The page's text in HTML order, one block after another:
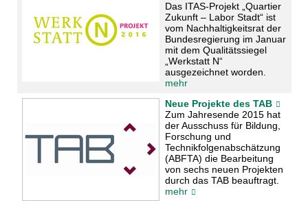
Das ITAS-Projekt „Quartier
Zukunft – Labor Stadt“ ist
vom Nachhaltigkeitsrat der
Bundesregierung im Januar
mit dem Qualitätssiegel
„Werkstatt N“
ausgezeichnet worden.
mehr
Neue Projekte des TAB
Zum Jahresende 2015 hat
der Ausschuss für Bildung,
Forschung und
Technikfolgenabschätzung
(ABFTA) die Bearbeitung
von sechs neuen Projekten
durch das TAB beauftragt.
mehr